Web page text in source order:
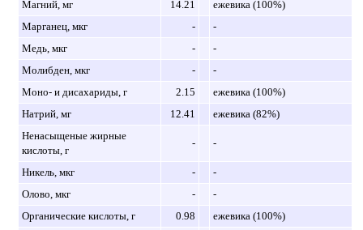
Магний, мг
14.21
ежевика (100%)
Марганец, мкг
-
-
Медь, мкг
-
-
Молибден, мкг
-
-
Моно- и дисахариды, г
2.15
ежевика (100%)
Натрий, мг
12.41
ежевика (82%)
Ненасыщеные жирные
кислоты, г
- -
Никель, мкг -
-
Олово, мкг
-
-
Органические кислоты, г
0.98
ежевика (100%)